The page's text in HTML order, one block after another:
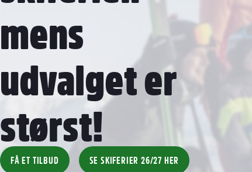
mens
udvalget er
størst!
FÅ ET TILBUD SE SKIFERIER 26/27 HER